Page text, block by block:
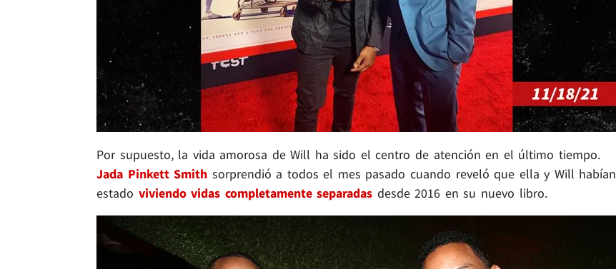
Por supuesto, la vida amorosa de Will ha sido el centro de atención en el último tiempo.
Jada Pinkett Smith sorprendió a todos el mes pasado cuando reveló que ella y Will habían
estado viviendo vidas completamente separadas desde 2016 en su nuevo libro.